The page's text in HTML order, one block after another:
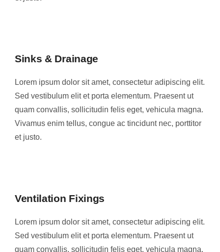
Sinks & Drainage
Lorem ipsum dolor sit amet, consectetur adipiscing elit.
Sed vestibulum elit et porta elementum. Praesent ut
quam convallis, sollicitudin felis eget, vehicula magna.
Vivamus enim tellus, congue ac tincidunt nec, porttitor
et justo.
Ventilation Fixings
Lorem ipsum dolor sit amet, consectetur adipiscing elit.
Sed vestibulum elit et porta elementum. Praesent ut
quam convallis, sollicitudin felis eget, vehicula magna.